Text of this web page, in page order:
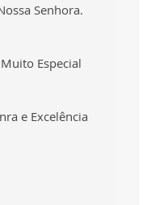
Senhora.
Especial
e Excelência